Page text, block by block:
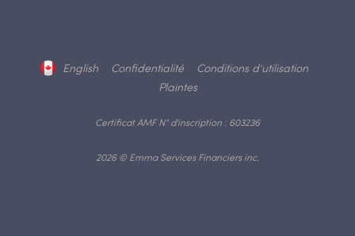
2026 © Emma Services Financiers inc.
Certificat AMF N° d'inscription : 603236
English Confidentialité
Conditions d'utilisation
Plaintes